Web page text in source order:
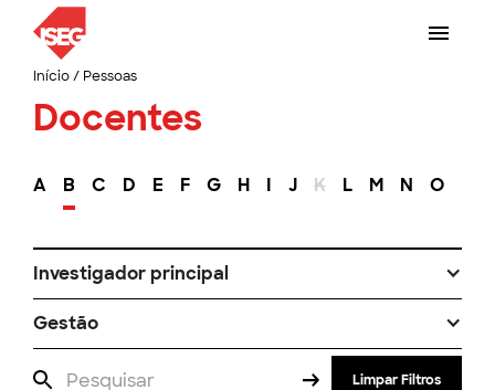
Início/ Pessoas
Docentes
A B C D E F G H I J K L M N O
Investigador principal
Gestão
Limpar Filtros